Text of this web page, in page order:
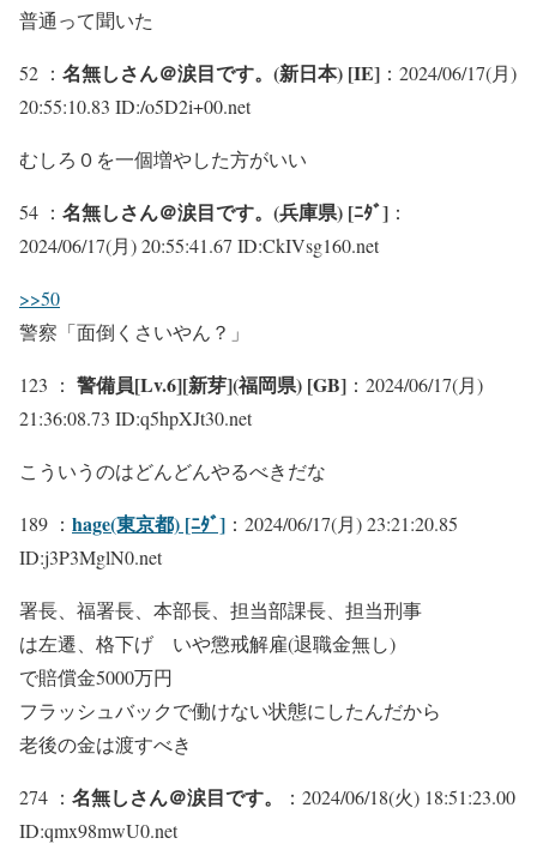
普通って聞いた
52 ： 名無しさん＠涙目です。(新日本) [IE] ：2024/06/17(月)
20:55:10.83 ID:/o5D2i+00.net
むしろ０を一個増やした方がいい
54 ： 名無しさん＠涙目です。(兵庫県) [ﾆﾀﾞ] ：
2024/06/17(月) 20:55:41.67 ID:CkIVsg160.net
>>50
警察「面倒くさいやん？」
123 ： 警備員[Lv.6][新芽](福岡県) [GB] ：2024/06/17(月)
21:36:08.73 ID:q5hpXJt30.net
こういうのはどんどんやるべきだな
189 ： hage(東京都) [ﾆﾀﾞ] ：2024/06/17(月) 23:21:20.85
ID:j3P3MglN0.net
署長、福署長、本部長、担当部課長、担当刑事
は左遷、格下げ いや懲戒解雇(退職金無し)
で賠償金5000万円
フラッシュバックで働けない状態にしたんだから
老後の金は渡すべき
274 ： 名無しさん＠涙目です。
：2024/06/18(火) 18:51:23.00
ID:qmx98mwU0.net